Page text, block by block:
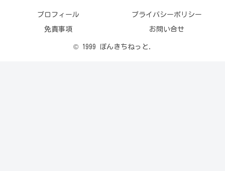
プロフィール プライバシーポリシー
免責事項 お問い合せ
© 1999 ぽんきちねっと.